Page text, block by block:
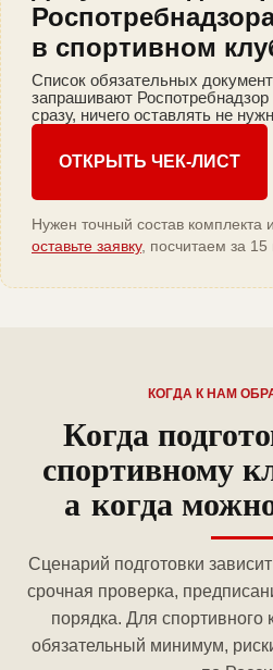
в спортивном
Список обязательных
запрашивают
сразу, ничего оставлять не
ОТКРЫТЬ ЧЕК-ЛИСТ
Нужен точный состав комплекта
оставьте заявку, посчитаем за 15
КОГДА К НАМ
Когда
спортивному
а когда
Сценарий подготовки
срочная проверка,
порядка. Для
обязательный минимум,